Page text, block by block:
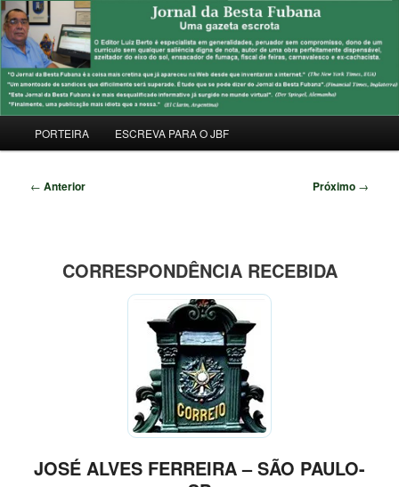
Pular
para
o
conteúdo
principalJORNAL DA BESTA FUBANA
Uma Gazeta Escrota
principal
PORTEIRA ESCREVA PARA O JBF
Navegação
← Anterior Próximo →
CORRESPONDÊNCIA RECEBIDA
JOSÉ ALVES FERREIRA – SÃO PAULO-